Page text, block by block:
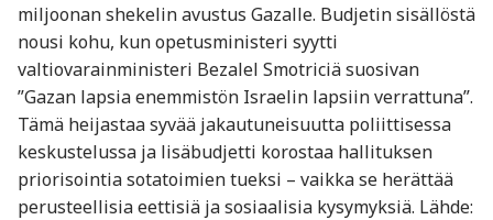
miljoonan shekelin avustus Gazalle. Budjetin sisällöstä
nousi kohu, kun opetusministeri syytti
valtiovarainministeri Bezalel Smotriciä suosivan
”Gazan lapsia enemmistön Israelin lapsiin verrattuna”.
Tämä heijastaa syvää jakautuneisuutta poliittisessa
keskustelussa ja lisäbudjetti korostaa hallituksen
priorisointia sotatoimien tueksi – vaikka se herättää
perusteellisia eettisiä ja sosiaalisia kysymyksiä. Lähde: